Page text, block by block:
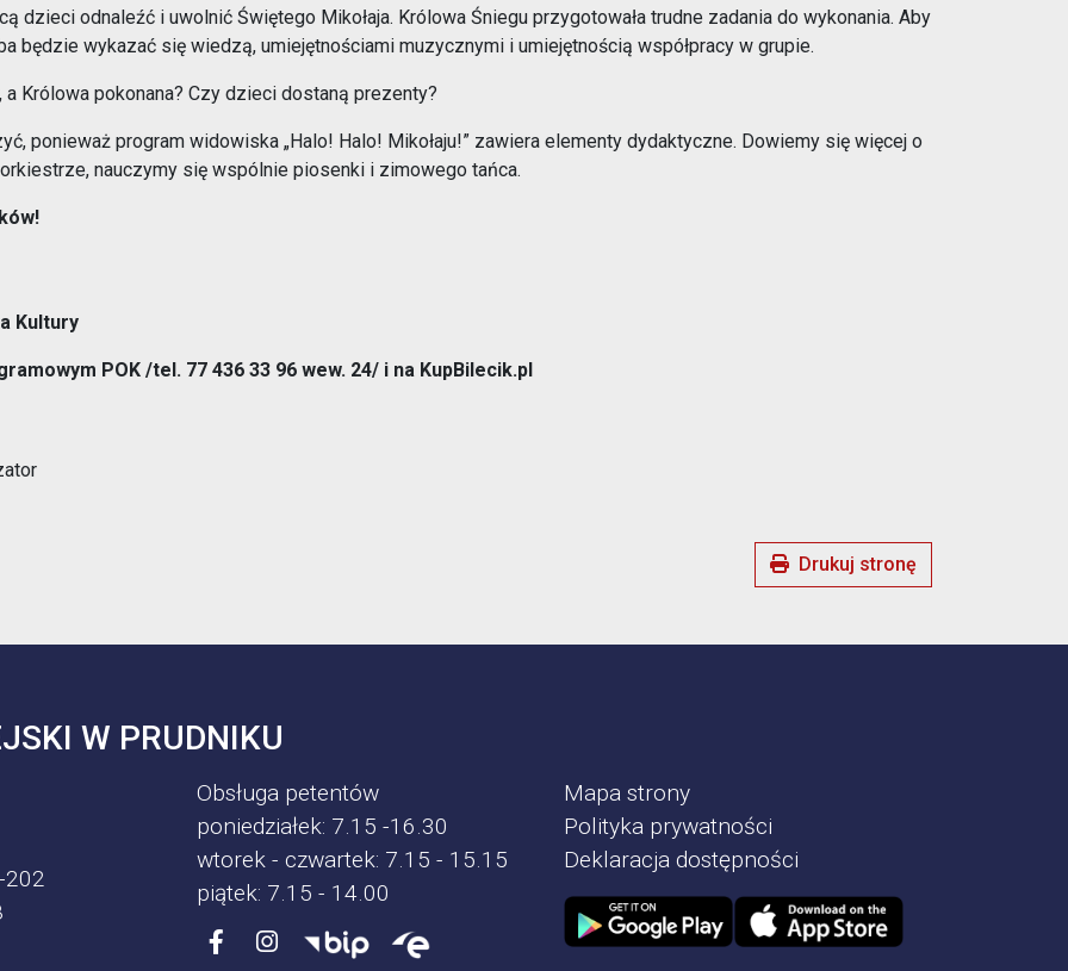
dzieci odnaleźć i uwolnić Świętego Mikołaja. Królowa Śniegu przygotowała trudne zadania do wykonania. Aby
będzie wykazać się wiedzą, umiejętnościami muzycznymi i umiejętnością współpracy w grupie.
a Królowa pokonana? Czy dzieci dostaną prezenty?
ponieważ program widowiska „Halo! Halo! Mikołaju!” zawiera elementy dydaktyczne. Dowiemy się więcej o
orkiestrze, nauczymy się wspólnie piosenki i zimowego tańca.
Kultury
POK /tel. 77 436 33 96 wew. 24/ i na KupBilecik.pl
Drukuj stronę
W PRUDNIKU
202
Obsługa petentów
poniedziałek: 7.15 -16.30
wtorek - czwartek: 7.15 - 15.15
piątek: 7.15 - 14.00
Mapa strony
Polityka prywatności
Deklaracja dostępności
OBOWIĄZUJĄCA OD 01.05.2026 R.